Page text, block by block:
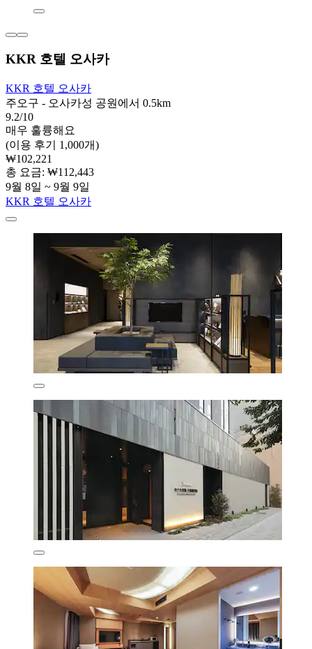
KKR 호텔 오사카
KKR 호텔 오사카
주오구 - 오사카성 공원에서 0.5km
9.2/10
매우 훌륭해요
(이용 후기 1,000개)
₩102,221
총 요금: ₩112,443
9월 8일 ~ 9월 9일
KKR 호텔 오사카